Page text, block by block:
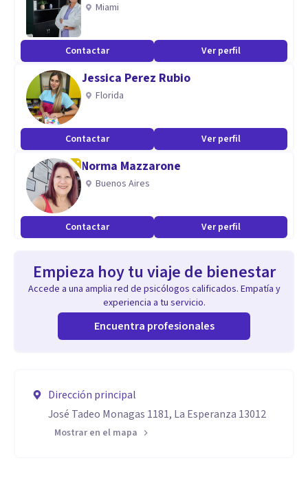
Miami
Contactar Ver perfil
Jessica Perez Rubio
Florida
Contactar Ver perfil
Norma Mazzarone
Buenos Aires
Contactar Ver perfil
Empieza hoy tu viaje de bienestar
Accede a una amplia red de psicólogos calificados. Empatía y
experiencia a tu servicio.
Encuentra profesionales
Dirección principal
José Tadeo Monagas 1181, La Esperanza 13012
Mostrar en el mapa